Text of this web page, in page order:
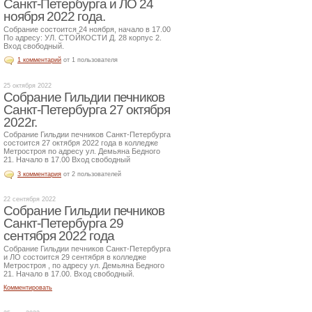
Санкт-Петербурга и ЛО 24
ноября 2022 года.
Собрание состоится 24 ноября, начало в 17.00
По адресу: УЛ. СТОЙКОСТИ Д. 28 корпус 2.
Вход свободный.
1 комментарий от 1 пользователя
25 октября 2022
Собрание Гильдии печников
Санкт-Петербурга 27 октября
2022г.
Собрание Гильдии печников Санкт-Петербурга
состоится 27 октября 2022 года в колледже
Метростроя по адресу ул. Демьяна Бедного
21. Начало в 17.00 Вход свободный
3 комментария от 2 пользователей
22 сентября 2022
Собрание Гильдии печников
Санкт-Петербурга 29
сентября 2022 года
Собрание Гильдии печников Санкт-Петербурга
и ЛО состоится 29 сентября в колледже
Метростроя , по адресу ул. Демьяна Бедного
21. Начало в 17.00. Вход свободный.
Комментировать